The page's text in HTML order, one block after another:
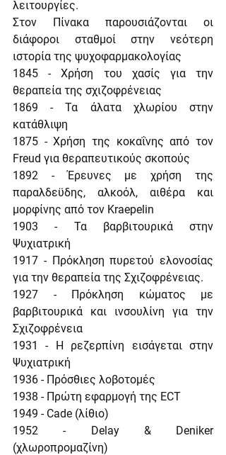
λειτουργίες.
Στον Πίνακα παρουσιάζονται οι
διάφοροι σταθμοί στην νεότερη
ιστορία της ψυχοφαρμακολογίας
1845 - Χρήση του χασίς για την
θεραπεία της σχιζοφρένειας
1869 - Τα άλατα χλωρίου στην
κατάθλιψη
1875 - Χρήση της κοκαΐνης από τον
Freud για θεραπευτικούς σκοπούς
1892 - Έρευνες με χρήση της
παραλδεϋδης, αλκοόλ, αιθέρα και
μορφίνης από τον Kraepelin
1903 - Τα βαρβιτουρικά στην
Ψυχιατρική
1917 - Πρόκληση πυρετού ελονοσίας
για την θεραπεία της Σχιζοφρένειας.
1927 - Πρόκληση κώματος με
βαρβιτουρικά και ινσουλίνη για την
Σχιζοφρένεια
1931 - Η ρεζερπίνη εισάγεται στην
Ψυχιατρική
1936 - Πρόσθιες λοβοτομές
1938 - Πρώτη εφαρμογή της ECT
1949 - Cade (λίθιο)
1952 - Delay & Deniker
(χλωροπρομαζίνη)